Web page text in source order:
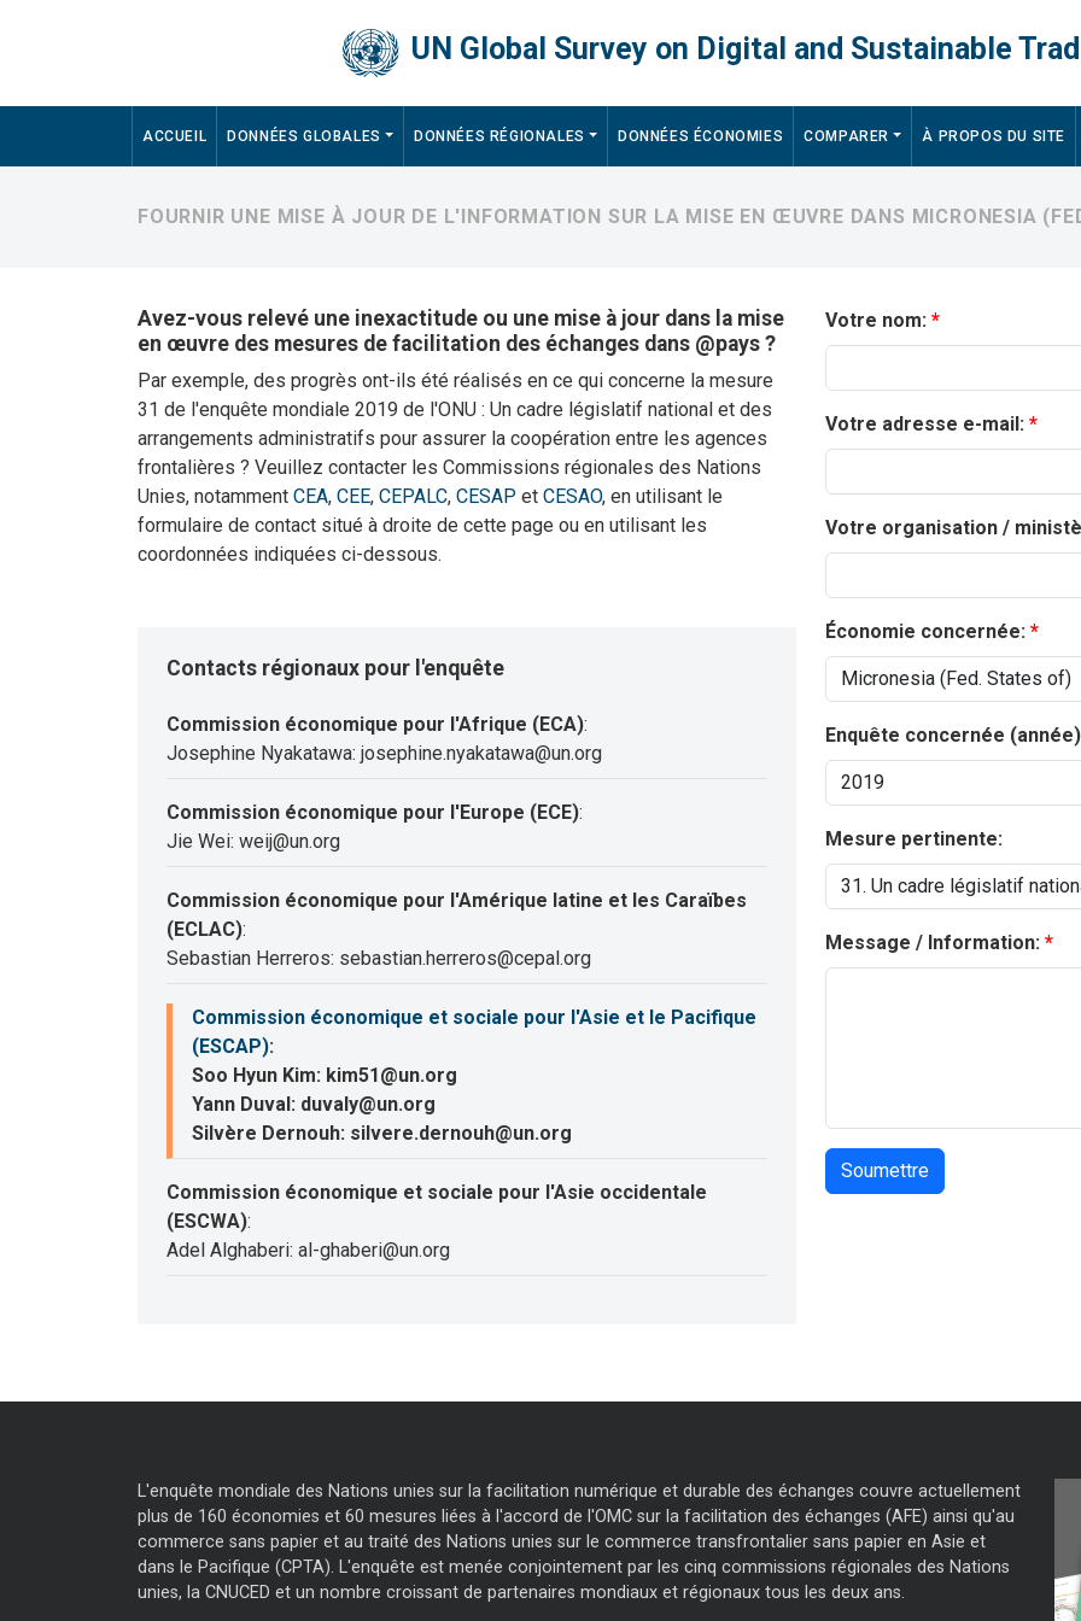
UN Global Survey on Digital and Sustainable
Main navigation
ACCUEIL DONNÉES GLOBALES DONNÉES RÉGIONALES DONNÉES ÉCONOMIES COMPARER À PROPOS DU SITE
FOURNIR UNE MISE À JOUR DE L'INFORMATION SUR LA MISE EN ŒUVRE DANS MICRONESIA
Avez-vous relevé une inexactitude ou une mise à jour dans la mise
en œuvre des mesures de facilitation des échanges dans @pays ?
Par exemple, des progrès ont-ils été réalisés en ce qui concerne la mesure
31 de l'enquête mondiale 2019 de l'ONU : Un cadre législatif national et des
arrangements administratifs pour assurer la coopération entre les agences
frontalières ? Veuillez contacter les Commissions régionales des Nations
Unies, notamment CEA, CEE, CEPALC, CESAP et CESAO, en utilisant le
formulaire de contact situé à droite de cette page ou en utilisant les
coordonnées indiquées ci-dessous.
Contacts régionaux pour l'enquête
Commission économique pour l'Afrique (ECA):
Josephine Nyakatawa: josephine.nyakatawa@un.org
Commission économique pour l'Europe (ECE):
Jie Wei: weij@un.org
Commission économique pour l'Amérique latine et les Caraïbes
(ECLAC):
Sebastian Herreros: sebastian.herreros@cepal.org
Commission économique et sociale pour l'Asie et le Pacifique
(ESCAP):
Soo Hyun Kim: kim51@un.org
Yann Duval: duvaly@un.org
Silvère Dernouh: silvere.dernouh@un.org
Commission économique et sociale pour l'Asie occidentale
(ESCWA):
Adel Alghaberi: al-ghaberi@un.org
Votre nom:
Votre adresse e-mail:
Votre organisation /
Économie concernée:
Enquête concernée
Mesure pertinente:
Message / Information:
L'enquête mondiale des Nations unies sur la facilitation numérique et durable des échanges couvre actuellement
plus de 160 économies et 60 mesures liées à l'accord de l'OMC sur la facilitation des échanges (AFE) ainsi qu'au
commerce sans papier et au traité des Nations unies sur le commerce transfrontalier sans papier en Asie et
dans le Pacifique (CPTA). L'enquête est menée conjointement par les cinq commissions régionales des Nations
unies, la CNUCED et un nombre croissant de partenaires mondiaux et régionaux tous les deux ans.